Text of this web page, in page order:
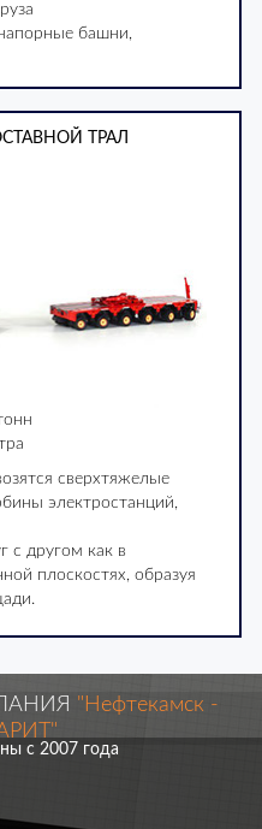
башни,
ТРАЛ
сверхтяжелые
электростанций,
с другом как в
плоскостях, образуя
"Нефтекамск -
с 2007 года